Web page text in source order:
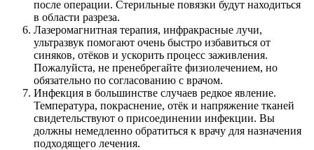
после операции. Стерильные повязки будут находиться
в области разреза.
Лазеромагнитная терапия, инфракрасные лучи,
ультразвук помогают очень быстро избавиться от
синяков, отёков и ускорить процесс заживления.
Пожалуйста, не пренебрегайте физиолечением, но
обязательно по согласованию с врачом.
Инфекция в большинстве случаев редкое явление.
Температура, покраснение, отёк и напряжение тканей
свидетельствуют о присоединении инфекции. Вы
должны немедленно обратиться к врачу для назначения
подходящего лечения.